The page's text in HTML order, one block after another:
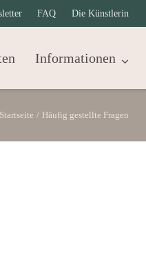
FAQ Die Künstlerin
Informationen
Startseite / Häufig gestellte Fragen